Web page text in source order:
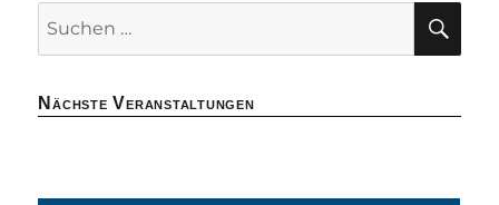
Nächste Veranstaltungen